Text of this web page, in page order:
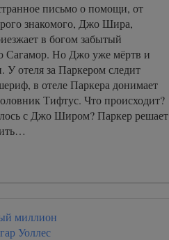
письмо о помощи, от
знакомого, Джо Шира,
в богом забытый
Сагамор. Но Джо уже мёртв и
У отеля за Паркером следит
в отеле Паркера донимает
Тифтус. Что происходит?
с Джо Широм? Паркер решает
миллион
Уоллес